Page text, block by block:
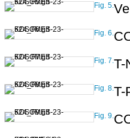
Fig. 5.
Fig. 6.
Fig. 7. T-
Fig. 8. T-
Fig. 9.